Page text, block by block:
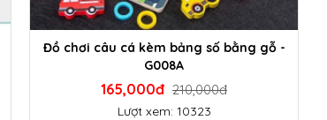
Đồ chơi câu cá kèm bảng số bằng gỗ -
G008A
165,000đ 210,000đ
Lượt xem: 10323